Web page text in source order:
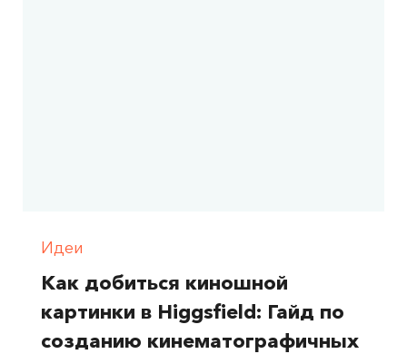
Идеи
Как добиться киношной
картинки в Higgsfield: Гайд по
созданию кинематографичных